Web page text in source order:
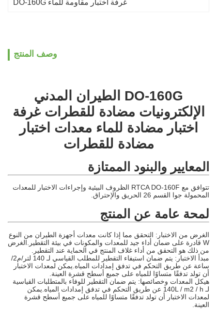
غرفة اختبار مقاومة للماء DO-160G
وصف المنتج
DO-160G الطيران المدني
الإلكترونيات مضادة للقطرات غرفة
اختبار مضادة للماء معدات اختبار
مضادة للقطرات
المعايير والبنود الممتازة
تتوافق مع RTCA DO-160F الظروف البيئية وإجراءات الاختبار للمعدات
المحمولة جوا القسم 26 الحريق والإحتراق.
لمحة عامة عن المنتج
الغرض من الاختبار: التحقق مما إذا كانت معدات أجهزة الطيران من النوع
W قادرة على ضمان أداء جيد للمعدات والمكونات في بيئة التقطير.الغرض
من ذلك هو التحقق من أداء غلاف المنتج في الحماية عند التقطير.
مبدأ الاختبار: يتم ضمان استيفاء التقطير للمطلب القياسي لـ 140 لتر/م2/
ساعة عن طريق التحكم في تدفق إمدادات المياه.يمكن لمعدات الاختبار
أن تولد تدفقًا متساوًا للمياه على جميع أسطح قشرة العينة.
هيكل المعدات وخصائصها: يتم ضمان التقطير للوفاء بالمتطلبات القياسية
لـ 140L / m2 / h عن طريق التحكم في تدفق إمدادات المياه.يمكن
لمعدات الاختبار أن تولد تدفقًا متساوًا للمياه على جميع أسطح قشرة
العينة.